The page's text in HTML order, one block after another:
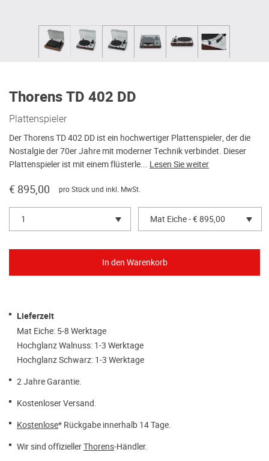
Thorens TD 402 DD
Plattenspieler
Der Thorens TD 402 DD ist ein hochwertiger Plattenspieler, der die
Nostalgie der 70er Jahre mit moderner Technik verbindet. Dieser
Plattenspieler ist mit einem flüsterle... Lesen Sie weiter
€ 895,00 pro Stück und inkl. MwSt.
1 Mat Eiche - € 895,00
Lieferzeit
Mat Eiche: 5-8 Werktage
Hochglanz Walnuss: 1-3 Werktage
Hochglanz Schwarz: 1-3 Werktage
2 Jahre Garantie.
Kostenloser Versand.
Kostenlose* Rückgabe innerhalb 14 Tage.
Wir sind offiziellerThorens-Händler.